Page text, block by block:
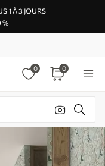
1 À 3 JOURS
%
0 0